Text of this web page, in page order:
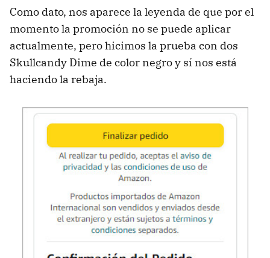
Como dato, nos aparece la leyenda de que por el
momento la promoción no se puede aplicar
actualmente, pero hicimos la prueba con dos
Skullcandy Dime de color negro y sí nos está
haciendo la rebaja.